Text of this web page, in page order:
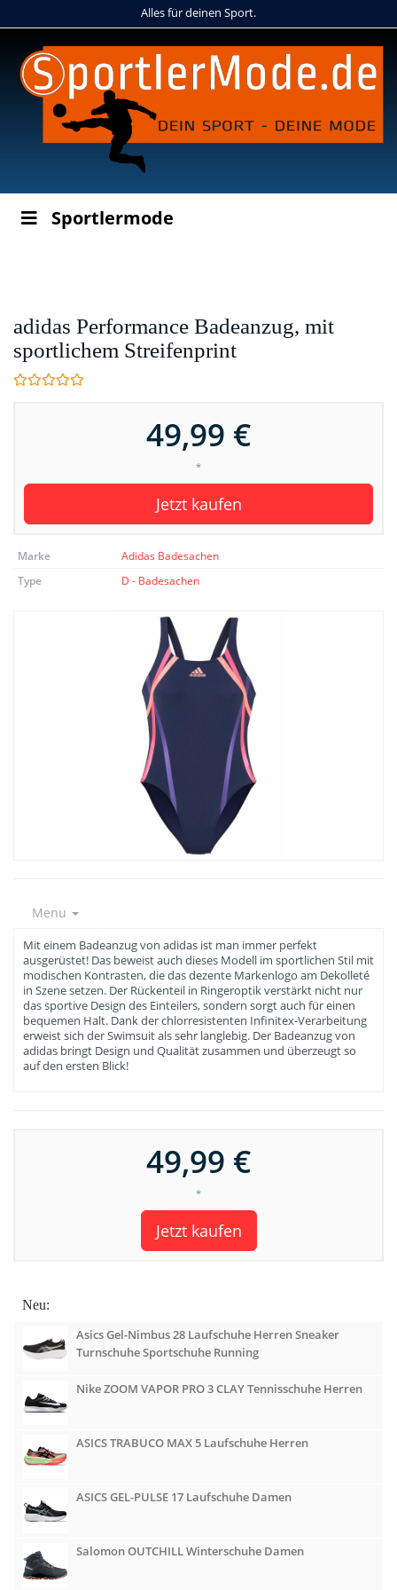
to
content
Alles für deinen Sport.
Sportlermode
adidas Performance Badeanzug, mit
sportlichem Streifenprint
49,99 €
*
Jetzt kaufen
Marke
Adidas Badesachen
Type
D - Badesachen
Menu
Mit einem Badeanzug von adidas ist man immer perfekt
ausgerüstet! Das beweist auch dieses Modell im sportlichen Stil mit
modischen Kontrasten, die das dezente Markenlogo am Dekolleté
in Szene setzen. Der Rückenteil in Ringeroptik verstärkt nicht nur
das sportive Design des Einteilers, sondern sorgt auch für einen
bequemen Halt. Dank der chlorresistenten Infinitex-Verarbeitung
erweist sich der Swimsuit als sehr langlebig. Der Badeanzug von
adidas bringt Design und Qualität zusammen und überzeugt so
auf den ersten Blick!
49,99 €
*
Jetzt kaufen
Neu:
Asics Gel-Nimbus 28 Laufschuhe Herren Sneaker
Turnschuhe Sportschuhe Running
Nike ZOOM VAPOR PRO 3 CLAY Tennisschuhe Herren
ASICS TRABUCO MAX 5 Laufschuhe Herren
ASICS GEL-PULSE 17 Laufschuhe Damen
Salomon OUTCHILL Winterschuhe Damen